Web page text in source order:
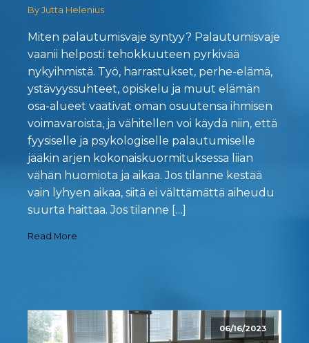
By Jutta Helenius
Miten palautumisvaje syntyy? Palautumisvaje
vaanii helposti tehokkuuteen pyrkivää
nykyihmistä. Työ, harrastukset, perhe-elämä,
ystävyyssuhteet, opiskelu ja muut elämän
osa-alueet vaativat oman osuutensa ihmisen
voimavaroista, ja vähitellen voi käydä niin, että
fyysiselle ja psykologiselle palautumiselle
jääkin arjen kokonaiskuormituksessa liian
vähän huomiota ja aikaa. Jos tilanne kestää
vain lyhyen aikaa, siitä ei välttämättä aiheudu
suurta haittaa. Jos tilanne […]
Read More
06/16/2023